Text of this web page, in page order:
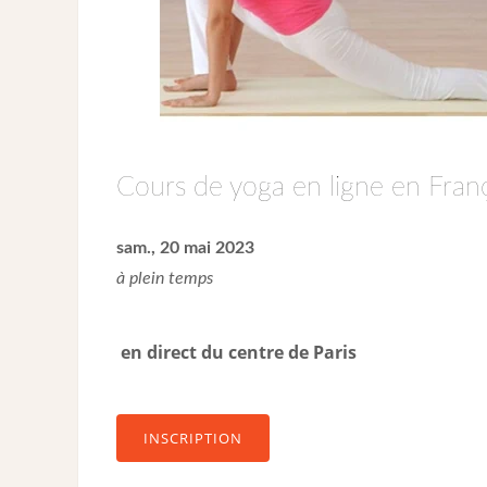
Cours de yoga en ligne en
sam., 20 mai 2023
à plein temps
en direct du centre de Paris
INSCRIPTION